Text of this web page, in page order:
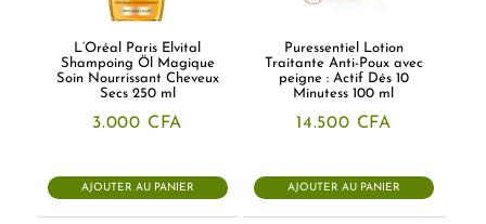
L’Oréal Paris Elvital
Shampoing Öl Magique
Soin Nourrissant Cheveux
Secs 250 ml
3.000 CFA
AJOUTER AU PANIER
Puressentiel Lotion
Traitante Anti-Poux avec
peigne : Actif Dés 10
Minutess 100 ml
14.500 CFA
AJOUTER AU PANIER